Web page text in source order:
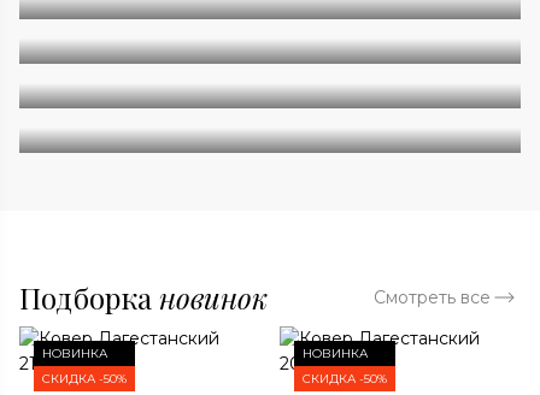
Классические
Современные
Дизайнерские
Подборка новинок Смотреть все
НОВИНКА
СКИДКА -50%
НОВИНКА
СКИДКА -50%